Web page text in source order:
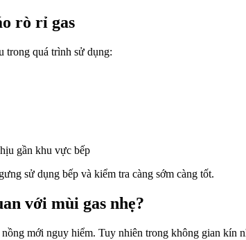
rò rỉ gas
trong quá trình sử dụng:
gần khu vực bếp
sử dụng bếp và kiểm tra càng sớm càng tốt.
với mùi gas nhẹ?
mới nguy hiểm. Tuy nhiên trong không gian kín